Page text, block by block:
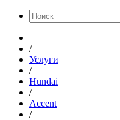
/
Услуги
/
Hundai
/
Accent
/